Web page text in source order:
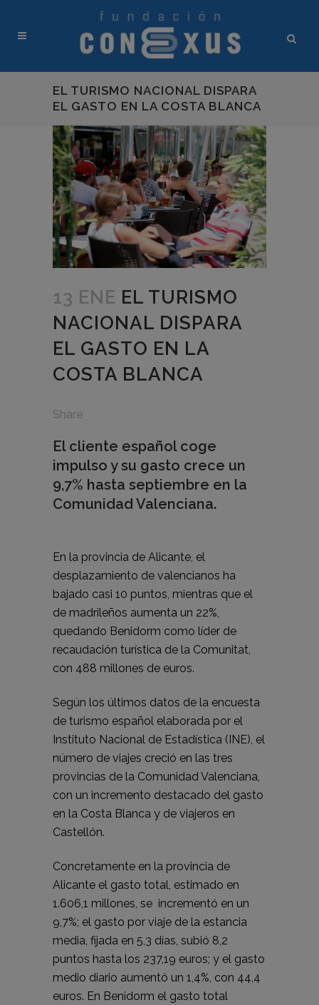
EL TURISMO NACIONAL DISPARA
EL GASTO EN LA COSTA BLANCA
13 ENE EL TURISMO
NACIONAL DISPARA
EL GASTO EN LA
COSTA BLANCA
Share
El cliente español coge
impulso y su gasto crece un
9,7% hasta septiembre en la
Comunidad Valenciana.
En la provincia de Alicante, el
desplazamiento de valencianos ha
bajado casi 10 puntos, mientras que el
de madrileños aumenta un 22%,
quedando Benidorm como líder de
recaudación turística de la Comunitat,
con 488 millones de euros.
Según los últimos datos de la encuesta
de turismo español elaborada por el
Instituto Nacional de Estadística (INE), el
número de viajes creció en las tres
provincias de la Comunidad Valenciana,
con un incremento destacado del gasto
en la Costa Blanca y de viajeros en
Castellón.
Concretamente en la provincia de
Alicante el gasto total, estimado en
1.606,1 millones, se incrementó en un
9,7%; el gasto por viaje de la estancia
media, fijada en 5,3 días, subió 8,2
puntos hasta los 237,19 euros; y el gasto
medio diario aumentó un 1,4%, con 44,4
euros. En Benidorm el gasto total